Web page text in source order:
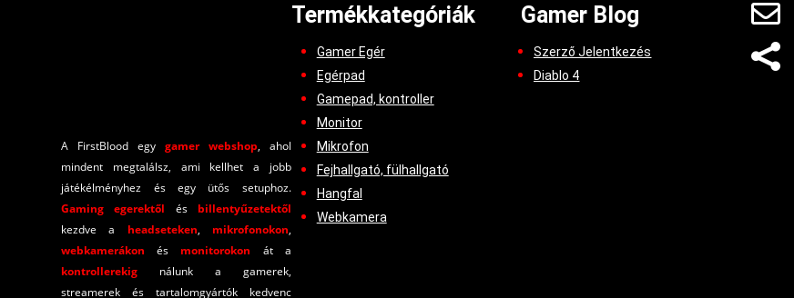
A FirstBlood egy gamer webshop, ahol
mindent megtalálsz, ami kellhet a jobb
játékélményhez és egy ütős setuphoz.
Gaming egerektől és billentyűzetektől
kezdve a headseteken, mikrofonokon,
webkamerákon és monitorokon át a
kontrollerekig nálunk a gamerek,
streamerek és tartalomgyártók kedvenc
Termékkategóriák
Gamer Egér
Egérpad
Gamepad, kontroller
Monitor
Mikrofon
Fejhallgató, fülhallgató
Hangfal
Webkamera
Gamer Blog
Szerző Jelentkezés
Diablo 4

